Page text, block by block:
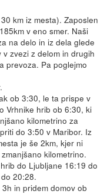
km iz mesta). Zaposlen
v eno smer. Naši
na delo in iz dela glede
zvezi z delom in drugih
prevoza. Pa poglejmo
ob 3:30, le ta prispe v
Vrhnike hrib ob 6:30, ki
kilometrino za
do 3:50 v Maribor. Iz
je še 2km, kjer ni
kilometrino.
do Ljubljane 16:19 do
20:28.
in pridem domov ob